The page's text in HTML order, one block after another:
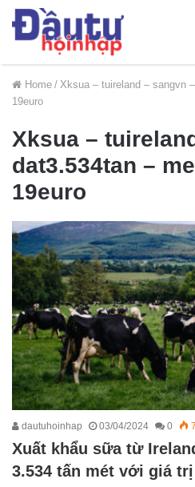
Home / Xksua – tuireland – sangvn
19euro
Xksua –
dat3.534tan –
19euro
dautuhoinhap 03/04/2024 0
Xuất khẩu sữa từ
3.534 tấn mét với giá